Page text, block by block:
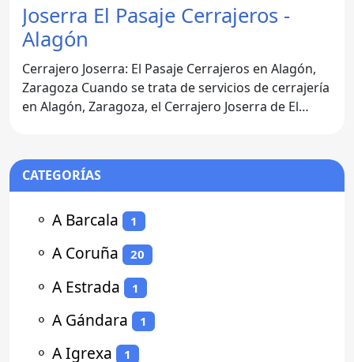
Joserra El Pasaje Cerrajeros -
Alagón
Cerrajero Joserra: El Pasaje Cerrajeros en Alagón,
Zaragoza Cuando se trata de servicios de cerrajería
en Alagón, Zaragoza, el Cerrajero Joserra de El
CATEGORÍAS
⚬ A Barcala 1
⚬ A Coruña 20
⚬ A Estrada 1
⚬ A Gándara 1
⚬ A Igrexa 1